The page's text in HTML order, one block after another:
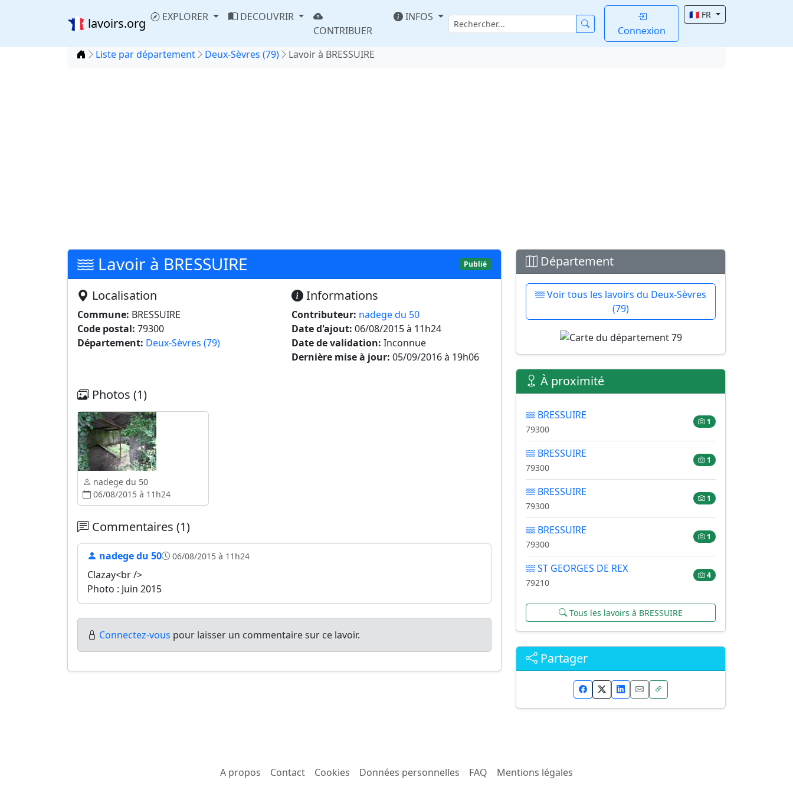
lavoirs.org EXPLORER
DECOUVRIR
CONTRIBUER
INFOS
Connexion
🇫🇷 FR
Accueil
Liste par département Deux-Sèvres (79) Lavoir à BRESSUIRE
Lavoir à BRESSUIRE Publié
Localisation
Commune: BRESSUIRE
Code postal: 79300
Département: Deux-Sèvres (79)
Informations
Contributeur: nadege du 50
Date d'ajout: 06/08/2015 à 11h24
Date de validation: Inconnue
Dernière mise à jour: 05/09/2016 à 19h06
Photos (1)
nadege du 50
06/08/2015 à 11h24
Commentaires (1)
nadege du 50 06/08/2015 à 11h24
Clazay<br />
Photo : Juin 2015
Connectez-vous pour laisser un commentaire sur ce lavoir.
Département
Voir tous les lavoirs du Deux-Sèvres
(79)
À proximité
BRESSUIRE
79300
1
BRESSUIRE
79300
1
BRESSUIRE
79300
1
BRESSUIRE
79300
1
ST GEORGES DE REX
79210
4
Tous les lavoirs à BRESSUIRE
Partager
A propos Contact Cookies Données personnelles FAQ Mentions légales